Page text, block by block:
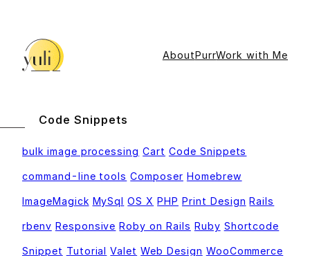
content
AboutPurrWork with Me
Code Snippets
bulk image processing Cart Code Snippets
command-line tools Composer Homebrew
ImageMagick MySql OS X PHP Print Design Rails
rbenv Responsive Roby on Rails Ruby Shortcode
Snippet Tutorial Valet Web Design WooCommerce